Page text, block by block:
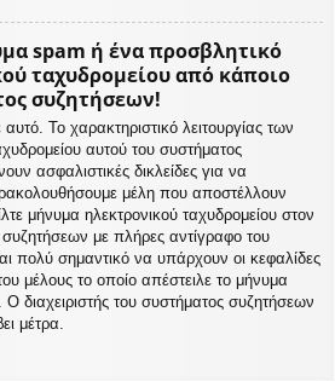
spam ή ένα προσβλητικό
ταχυδρομείου από κάποιο
συζητήσεων!
Το χαρακτηριστικό λειτουργίας των
αυτού του συστήματος
ασφαλιστικές δικλείδες για να
μέλη που αποστέλλουν
μήνυμα ηλεκτρονικού ταχυδρομείου στον
συζητήσεων με πλήρες αντίγραφο του
πολύ σημαντικό να υπάρχουν οι κεφαλίδες
μέλους το οποίο απέστειλε το μήνυμα
Ο διαχειριστής του συστήματος συζητήσεων
μέτρα.